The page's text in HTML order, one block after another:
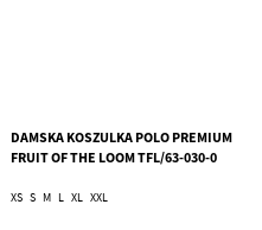
DAMSKA KOSZULKA POLO PREMIUM
FRUIT OF THE LOOM TFL/63-030-0
XS S M L XL XXL